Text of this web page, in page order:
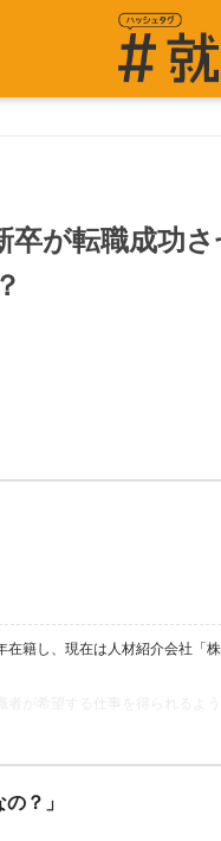
卒が転職成功
籍し、現在は人材紹介会社「
ば得られるほど、理想の職場
？」